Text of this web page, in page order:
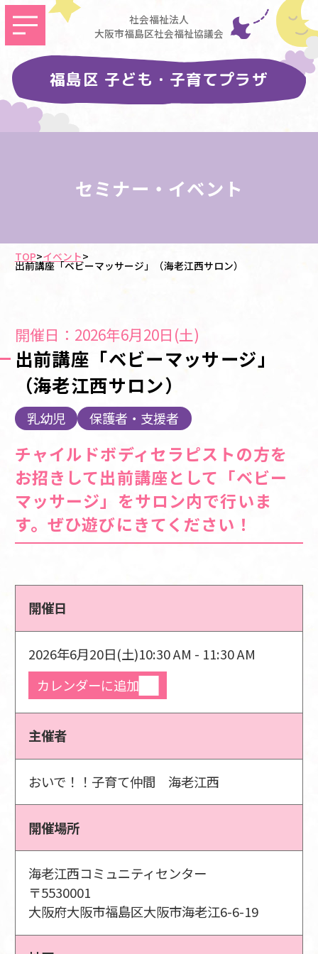
社会福祉法人
大阪市福島区社会福祉協議会
福島区 子ども・子育てプラザ
セミナー・イベント
TOP>イベント>
出前講座「ベビーマッサージ」（海老江西サロン）
開催日：2026年6月20日(土)
出前講座「ベビーマッサージ」
（海老江西サロン）
乳幼児 保護者・支援者
チャイルドボディセラピストの方を
お招きして出前講座として「ベビー
マッサージ」をサロン内で行いま
す。ぜひ遊びにきてください！
開催日
2026年6月20日(土)10:30 AM - 11:30 AM
カレンダーに追加
主催者
おいで！！子育て仲間 海老江西
開催場所
海老江西コミュニティセンター
〒5530001
大阪府大阪市福島区大阪市海老江6-6-19